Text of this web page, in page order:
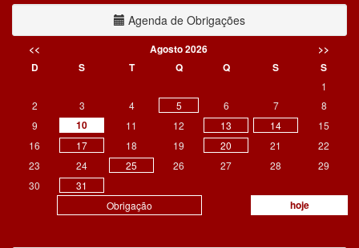
Agenda de Obrigações
<< Agosto 2026
>>
D
S T Q Q S S
Obrigação hoje
1
2
3 4 5 6 7
8
9
10 11 12 13 14
15
16
17 18 19 20 21
22
23
24 25 26 27 28
29
30
31